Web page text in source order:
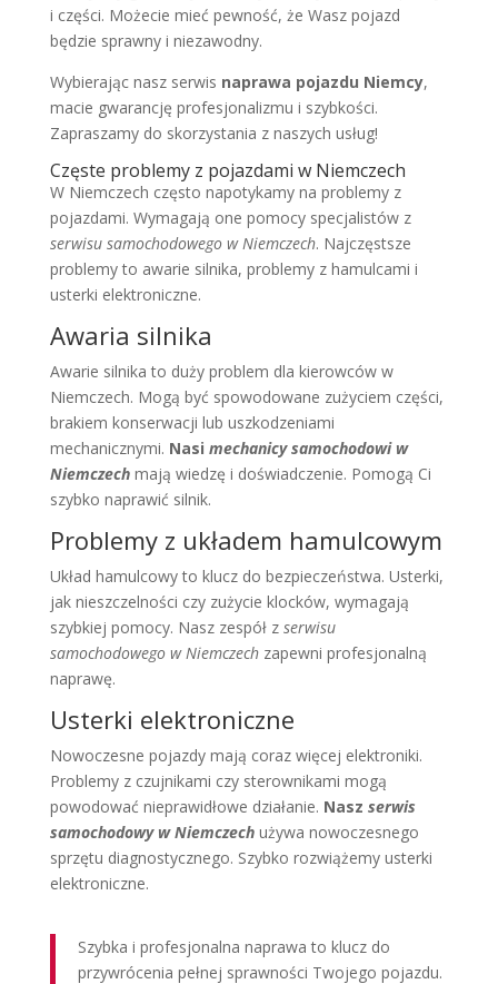
i części. Możecie mieć pewność, że Wasz pojazd
będzie sprawny i niezawodny.
Wybierając nasz serwis naprawa pojazdu Niemcy,
macie gwarancję profesjonalizmu i szybkości.
Zapraszamy do skorzystania z naszych usług!
Częste problemy z pojazdami w Niemczech
W Niemczech często napotykamy na problemy z
pojazdami. Wymagają one pomocy specjalistów z
serwisu samochodowego w Niemczech. Najczęstsze
problemy to awarie silnika, problemy z hamulcami i
usterki elektroniczne.
Awaria silnika
Awarie silnika to duży problem dla kierowców w
Niemczech. Mogą być spowodowane zużyciem części,
brakiem konserwacji lub uszkodzeniami
mechanicznymi. Nasi mechanicy samochodowi w
Niemczechmają wiedzę i doświadczenie. Pomogą Ci
szybko naprawić silnik.
Problemy z układem hamulcowym
Układ hamulcowy to klucz do bezpieczeństwa. Usterki,
jak nieszczelności czy zużycie klocków, wymagają
szybkiej pomocy. Nasz zespół z serwisu
samochodowego w Niemczechzapewni profesjonalną
naprawę.
Usterki elektroniczne
Nowoczesne pojazdy mają coraz więcej elektroniki.
Problemy z czujnikami czy sterownikami mogą
powodować nieprawidłowe działanie. Nasz serwis
samochodowy w Niemczechużywa nowoczesnego
sprzętu diagnostycznego. Szybko rozwiążemy usterki
elektroniczne.
Szybka i profesjonalna naprawa to klucz do
przywrócenia pełnej sprawności Twojego pojazdu.